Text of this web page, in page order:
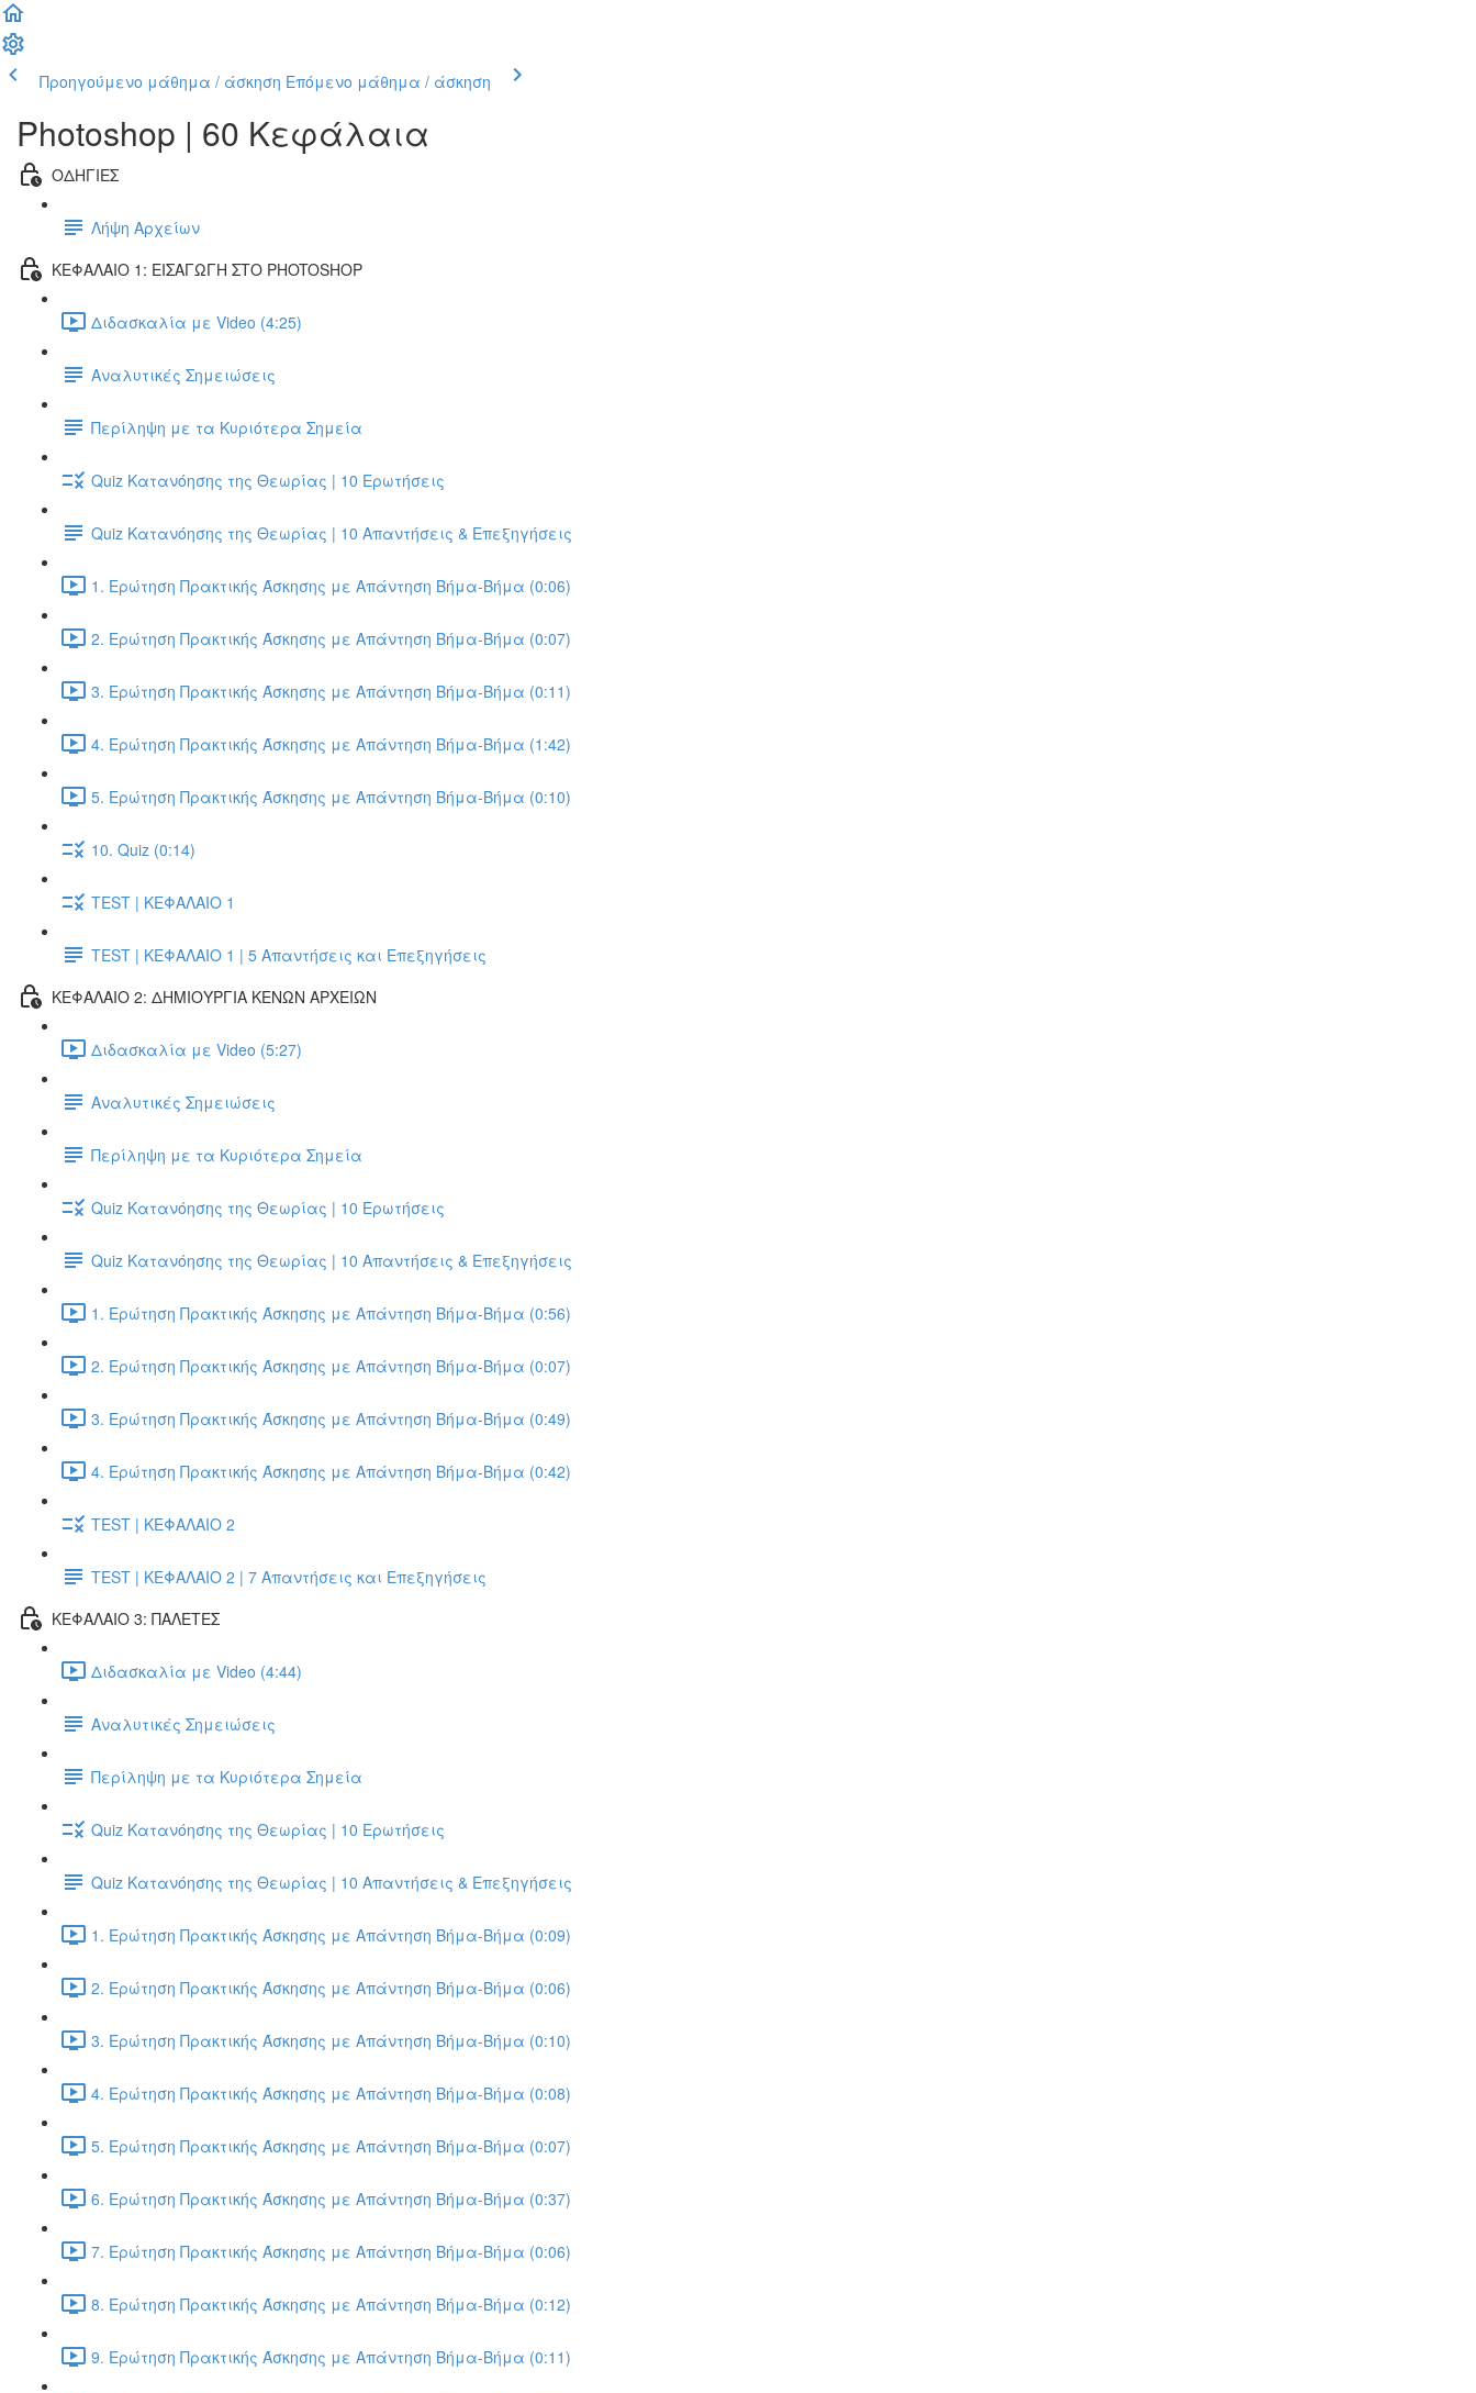
Προηγούμενο μάθημα / άσκηση Επόμενο μάθημα / άσκηση
Photoshop | 60 Κεφάλαια
ΟΔΗΓΙΕΣ
Λήψη Αρχείων
ΚΕΦΑΛΑΙΟ 1: ΕΙΣΑΓΩΓΗ ΣΤΟ PHOTOSHOP
Διδασκαλία με Video (4:25)
Αναλυτικές Σημειώσεις
Περίληψη με τα Κυριότερα Σημεία
Quiz Κατανόησης της Θεωρίας | 10 Ερωτήσεις
Quiz Κατανόησης της Θεωρίας | 10 Απαντήσεις & Επεξηγήσεις
1. Ερώτηση Πρακτικής Άσκησης με Απάντηση Βήμα-Βήμα (0:06)
2. Ερώτηση Πρακτικής Άσκησης με Απάντηση Βήμα-Βήμα (0:07)
3. Ερώτηση Πρακτικής Άσκησης με Απάντηση Βήμα-Βήμα (0:11)
4. Ερώτηση Πρακτικής Άσκησης με Απάντηση Βήμα-Βήμα (1:42)
5. Ερώτηση Πρακτικής Άσκησης με Απάντηση Βήμα-Βήμα (0:10)
10. Quiz (0:14)
TEST | ΚΕΦΑΛΑΙΟ 1
TEST | ΚΕΦΑΛΑΙΟ 1 | 5 Απαντήσεις και Επεξηγήσεις
ΚΕΦΑΛΑΙΟ 2: ΔΗΜΙΟΥΡΓΙΑ ΚΕΝΩΝ ΑΡΧΕΙΩΝ
Διδασκαλία με Video (5:27)
Αναλυτικές Σημειώσεις
Περίληψη με τα Κυριότερα Σημεία
Quiz Κατανόησης της Θεωρίας | 10 Ερωτήσεις
Quiz Κατανόησης της Θεωρίας | 10 Απαντήσεις & Επεξηγήσεις
1. Ερώτηση Πρακτικής Άσκησης με Απάντηση Βήμα-Βήμα (0:56)
2. Ερώτηση Πρακτικής Άσκησης με Απάντηση Βήμα-Βήμα (0:07)
3. Ερώτηση Πρακτικής Άσκησης με Απάντηση Βήμα-Βήμα (0:49)
4. Ερώτηση Πρακτικής Άσκησης με Απάντηση Βήμα-Βήμα (0:42)
TEST | ΚΕΦΑΛΑΙΟ 2
TEST | ΚΕΦΑΛΑΙΟ 2 | 7 Απαντήσεις και Επεξηγήσεις
ΚΕΦΑΛΑΙΟ 3: ΠΑΛΕΤΕΣ
Διδασκαλία με Video (4:44)
Αναλυτικές Σημειώσεις
Περίληψη με τα Κυριότερα Σημεία
Quiz Κατανόησης της Θεωρίας | 10 Ερωτήσεις
Quiz Κατανόησης της Θεωρίας | 10 Απαντήσεις & Επεξηγήσεις
1. Ερώτηση Πρακτικής Άσκησης με Απάντηση Βήμα-Βήμα (0:09)
2. Ερώτηση Πρακτικής Άσκησης με Απάντηση Βήμα-Βήμα (0:06)
3. Ερώτηση Πρακτικής Άσκησης με Απάντηση Βήμα-Βήμα (0:10)
4. Ερώτηση Πρακτικής Άσκησης με Απάντηση Βήμα-Βήμα (0:08)
5. Ερώτηση Πρακτικής Άσκησης με Απάντηση Βήμα-Βήμα (0:07)
6. Ερώτηση Πρακτικής Άσκησης με Απάντηση Βήμα-Βήμα (0:37)
7. Ερώτηση Πρακτικής Άσκησης με Απάντηση Βήμα-Βήμα (0:06)
8. Ερώτηση Πρακτικής Άσκησης με Απάντηση Βήμα-Βήμα (0:12)
9. Ερώτηση Πρακτικής Άσκησης με Απάντηση Βήμα-Βήμα (0:11)